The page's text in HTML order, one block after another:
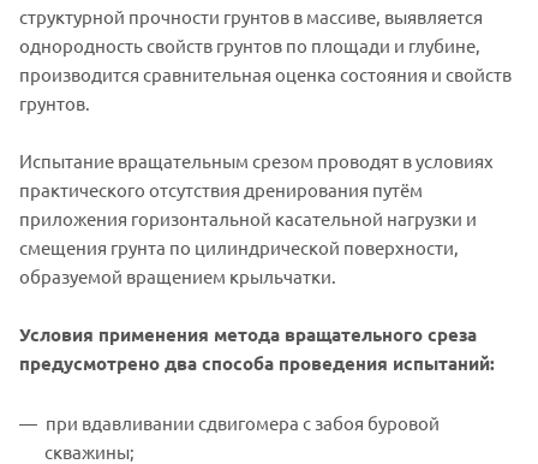
структурной прочности грунтов в массиве, выявляется
однородность свойств грунтов по площади и глубине,
производится сравнительная оценка состояния и свойств
грунтов.
Испытание вращательным срезом проводят в условиях
практического отсутствия дренирования путём
приложения горизонтальной касательной нагрузки и
смещения грунта по цилиндрической поверхности,
образуемой вращением крыльчатки.
Условия применения метода вращательного среза
предусмотрено два способа проведения испытаний:
при вдавливании сдвигомера с забоя буровой
скважины;